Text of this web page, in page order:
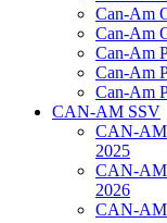
Can-Am
Can-Am
Can-Am
Can-Am
Can-Am
CAN-AM SSV
CAN-
2025
CAN-AM
2026
CAN-AM